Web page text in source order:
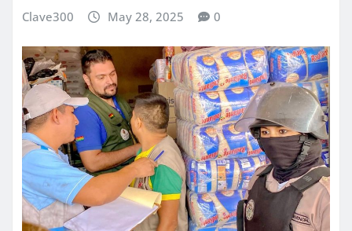
Clave300 May 28, 2025 0